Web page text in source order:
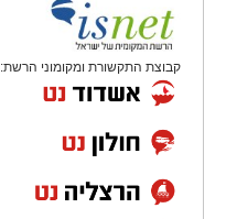
קבוצת התקשורת ומקומוני הרשת: